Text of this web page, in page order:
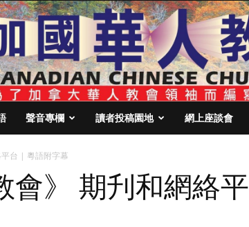
聲音專欄 讀者投稿園地 網上座談會
台 | 粵語附字幕
會》 期刋和網絡平